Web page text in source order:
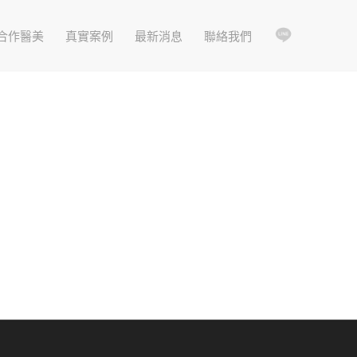
作醫美 真實案例 最新消息 聯絡我們